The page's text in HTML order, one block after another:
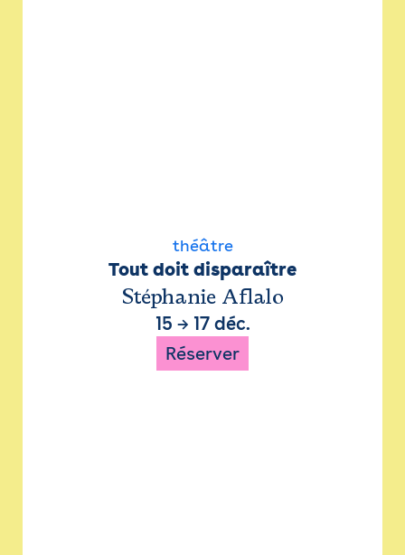
théâtre
Tout doit disparaître
Stéphanie Aflalo
15 → 17 déc.
Réserver